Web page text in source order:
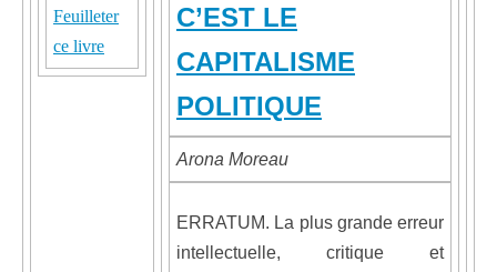
Feuilleter
ce livre
C’EST LE
CAPITALISME
POLITIQUE
Arona Moreau
ERRATUM. La plus grande erreur
intellectuelle, critique et